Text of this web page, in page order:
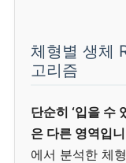
체형별 생체
고리즘
단순히 ‘입을 수
은 다른 영역입
에서 분석한 체